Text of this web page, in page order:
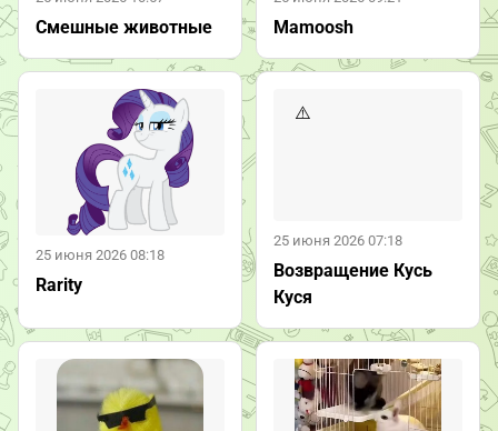
Смешные животные Mamoosh
25 июня 2026 08:18
Rarity
25 июня 2026 07:18
Возвращение Кусь
Куся